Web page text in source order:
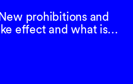
prohibitions and
effect and what is…